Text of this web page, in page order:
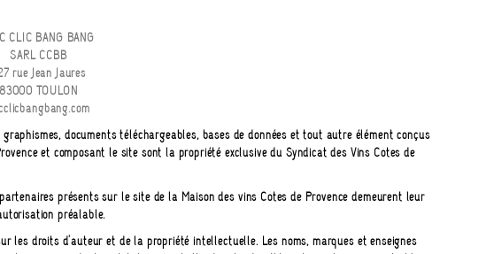
CLIC BANG BANG
SARL CCBB
rue Jean Jaurès
83000 TOULON
documents téléchargeables, bases de données et tout autre élément conçus
et composant le site sont la propriété exclusive du Syndicat des Vins Côtes de
présents sur le site de la Maison des vins Côtes de Provence demeurent leur
préalable.
les droits d'auteur et de la propriété intellectuelle. Les noms, marques et enseignes